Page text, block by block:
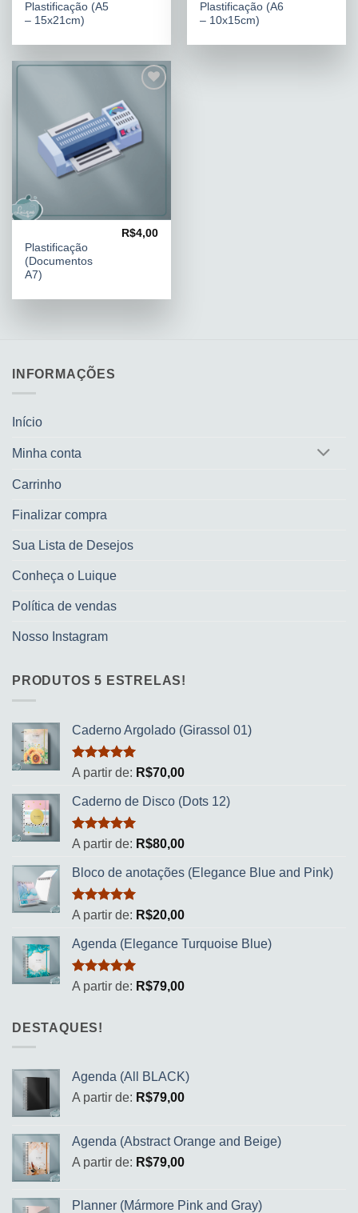
Plastificação (A5
– 15x21cm)
Plastificação (A6
– 10x15cm)
Adicionar
aos
meus
desejos
Plastificação
(Documentos
A7)
R$4,00
INFORMAÇÕES
Início
Minha conta
Carrinho
Finalizar compra
Sua Lista de Desejos
Conheça o Luique
Política de vendas
Nosso Instagram
PRODUTOS 5 ESTRELAS!
Caderno Argolado (Girassol 01)
Avaliação
5.00
A partir de: R$70,00
Caderno de Disco (Dots 12)
Avaliação
5.00
A partir de: R$80,00
Bloco de anotações (Elegance Blue and Pink)
Avaliação
5.00
A partir de: R$20,00
Agenda (Elegance Turquoise Blue)
Avaliação
5.00
A partir de: R$79,00
DESTAQUES!
Agenda (All BLACK)
A partir de: R$79,00
Agenda (Abstract Orange and Beige)
A partir de: R$79,00
Planner (Mármore Pink and Gray)